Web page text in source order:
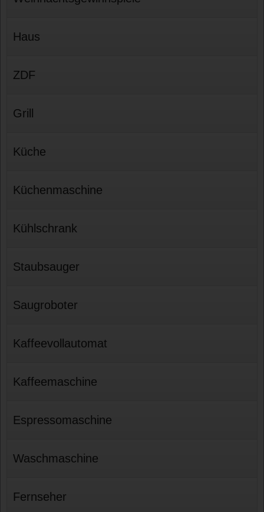
Haus
ZDF
Grill
Küche
Küchenmaschine
Kühlschrank
Staubsauger
Saugroboter
Kaffeevollautomat
Kaffeemaschine
Espressomaschine
Waschmaschine
Fernseher